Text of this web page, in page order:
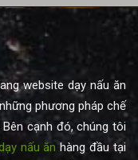
website dạy nấu ăn
phương pháp chế
cạnh đó, chúng tôi
nấu ăn hàng đầu tại